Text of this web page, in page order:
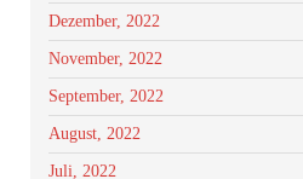
Dezember, 2022
November, 2022
September, 2022
August, 2022
Juli, 2022